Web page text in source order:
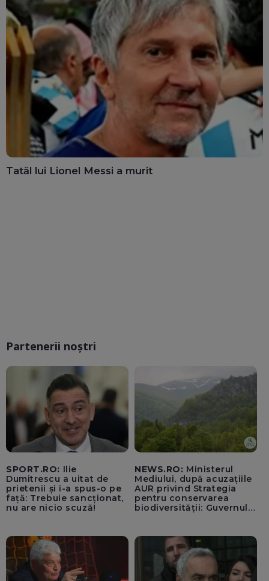
Tatăl lui Lionel Messi a murit
Partenerii noștri
SPORT.RO: Ilie
Dumitrescu a uitat de
prietenii și i-a spus-o pe
față: Trebuie sancționat,
nu are nicio scuză!
NEWS.RO: Ministerul
Mediului, după acuzațiile
AUR privind Strategia
pentru conservarea
biodiversității: Guvernul a
500.000 de lei/ Costul
total - 373.600 de lei a
acoperit întregul studiu
tehnic, structurat în opt
activită